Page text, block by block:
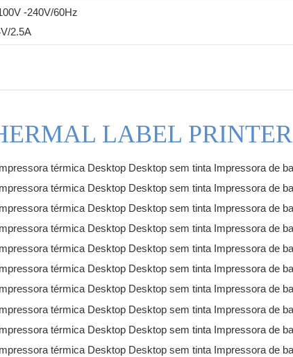
-240V/60Hz
2.5A
LABEL PRINTER